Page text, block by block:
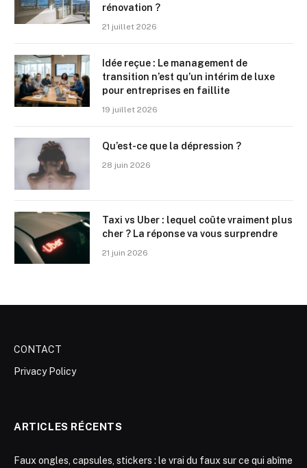
rénovation ?
21 juillet 2026
Idée reçue : Le management de
transition n’est qu’un intérim de luxe
pour entreprises en faillite
19 juillet 2026
Qu’est-ce que la dépression ?
28 juin 2026
Taxi vs Uber : lequel coûte vraiment plus
cher ? La réponse va vous surprendre
21 juin 2026
CONTACT
Privacy Policy
ARTICLES RÉCENTS
Faux ongles, capsules, stickers : le vrai du faux sur ce qui abîme